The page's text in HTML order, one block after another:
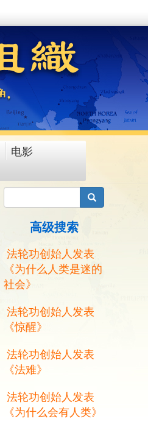
电影
搜索
高级搜索
法轮功创始人发表
《为什么人类是迷的
社会》
法轮功创始人发表
《惊醒》
法轮功创始人发表
《法难》
法轮功创始人发表
《为什么会有人类》